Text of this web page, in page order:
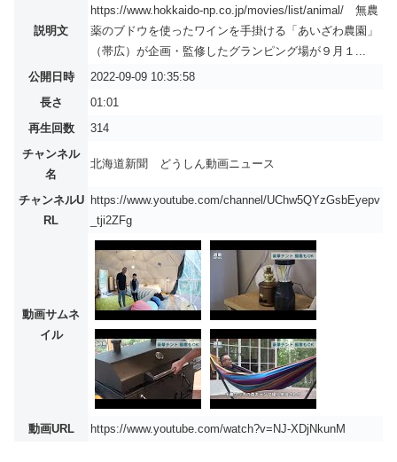
説明文
https://www.hokkaido-np.co.jp/movies/list/animal/ 無農
薬のブドウを使ったワインを手掛ける「あいざわ農園」
（帯広）が企画・監修したグランピング場が９月１...
公開日時
2022-09-09 10:35:58
長さ
01:01
再生回数
314
チャンネル
名
北海道新聞 どうしん動画ニュース
チャンネルU
RL
https://www.youtube.com/channel/UChw5QYzGsbEyepv
_tji2ZFg
動画サムネ
イル
動画URL https://www.youtube.com/watch?v=NJ-XDjNkunM